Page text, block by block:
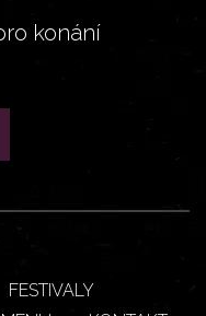
konání
FESTIVALY